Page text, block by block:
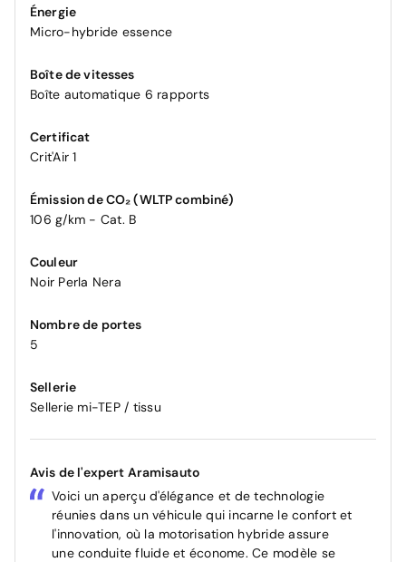
Énergie
Micro-hybride essence
Boîte de vitesses
Boîte automatique 6 rapports
Certificat
Crit'Air 1
Émission de CO₂ (WLTP combiné)
106 g/km - Cat. B
Couleur
Noir Perla Nera
Nombre de portes
5
Sellerie
Sellerie mi-TEP / tissu
Avis de l'expert Aramisauto
Voici un aperçu d'élégance et de technologie
réunies dans un véhicule qui incarne le confort et
l'innovation, où la motorisation hybride assure
une conduite fluide et économe. Ce modèle se